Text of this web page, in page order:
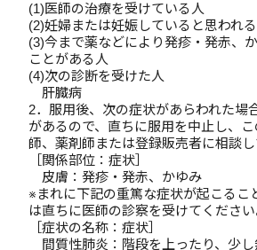
(1)医師の治療を受けている人
(2)妊婦または妊娠していると思われ
(3)今まで薬などにより発疹・発赤、
ことがある人
(4)次の診断を受けた人
肝臓病
2．服用後、次の症状があらわれた場
があるので、直ちに服用を中止し、
師、薬剤師または登録販売者に相談
［関係部位：症状］
皮膚：発疹・発赤、かゆみ
※まれに下記の重篤な症状が起こるこ
は直ちに医師の診察を受けてください
［症状の名称：症状］
間質性肺炎：階段を上ったり、少し